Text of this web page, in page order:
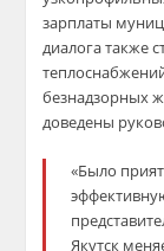
зарплаты
диалога также
безнадзорных
доведены
«Было
Якутск